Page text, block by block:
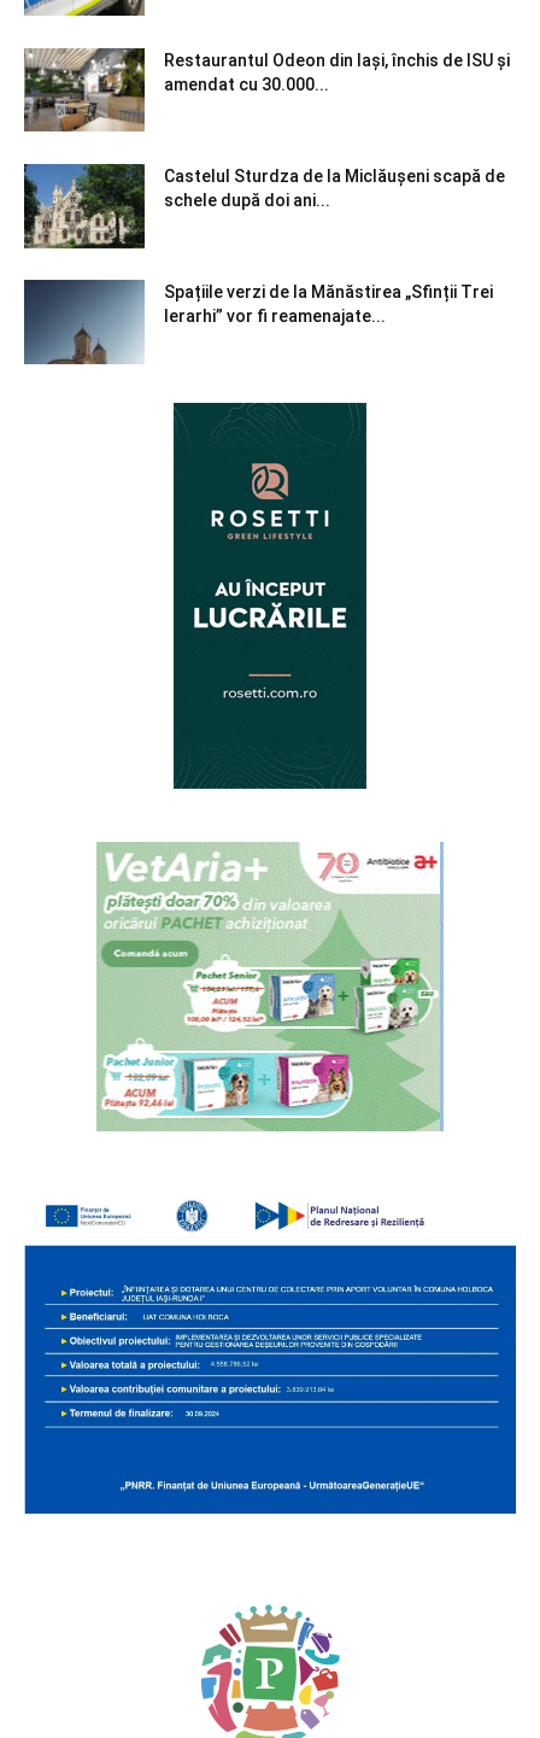
Restaurantul Odeon din Iași, închis de ISU și
amendat cu 30.000...
Castelul Sturdza de la Miclăușeni scapă de
schele după doi ani...
Spațiile verzi de la Mănăstirea „Sfinții Trei
Ierarhi” vor fi reamenajate...